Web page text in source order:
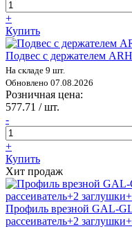
+
Купить
Подвес с держателем
На складе 9 шт.
Обновлено 07.08.2026
Розничная цена:
577.71 / шт.
-
+
Купить
Хит продаж
Профиль врезной GAL-
рассеиватель+2